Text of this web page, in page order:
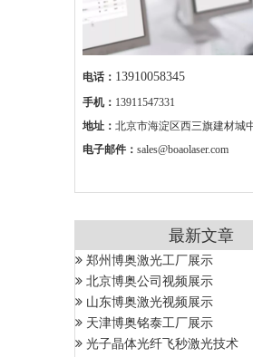
电话： 13910058345
手机： 13911547331
地址： 北京市海淀区西三旗建材城
电子邮件： sales@boaolaser.com
最新文章
郑州博奥激光工厂展示
北京博奥公司视频展示
山东博奥激光视频展示
天津博奥铭泰工厂展示
光子晶体光纤飞秒激光技术